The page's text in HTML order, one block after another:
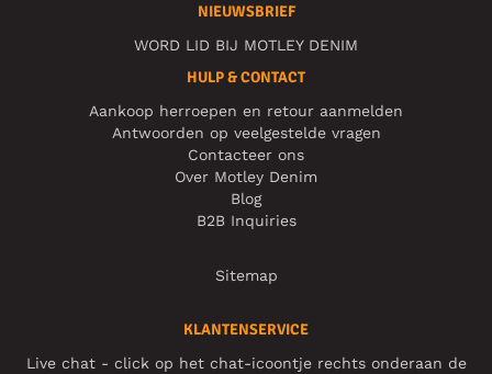
NIEUWSBRIEF
WORD LID BIJ MOTLEY DENIM
HULP & CONTACT
Aankoop herroepen en retour aanmelden
Antwoorden op veelgestelde vragen
Contacteer ons
Over Motley Denim
Blog
B2B Inquiries
Sitemap
KLANTENSERVICE
Live chat - click op het chat-icoontje rechts onderaan de